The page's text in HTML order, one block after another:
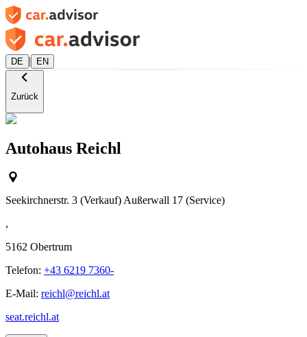
DE | EN
Zurück
Autohaus Reichl
Seekirchnerstr. 3 (Verkauf) Außerwall 17 (Service)
,
5162 Obertrum
Telefon: +43 6219 7360-
E-Mail: reichl@reichl.at
seat.reichl.at